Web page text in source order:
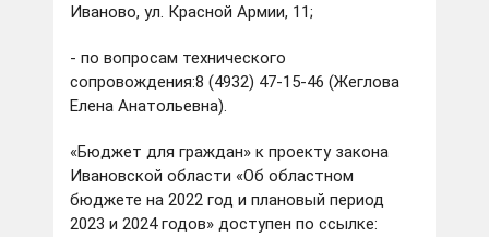
Иваново, ул. Красной Армии, 11;
- по вопросам технического
сопровождения:8 (4932) 47-15-46 (Жеглова
Елена Анатольевна).
«Бюджет для граждан» к проекту закона
Ивановской области «Об областном
бюджете на 2022 год и плановый период
2023 и 2024 годов» доступен по ссылке: